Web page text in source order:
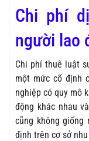
Chi phí
người lao
Chi phí thuê luật
một mức cố định
nghiệp có quy mô
động khác nhau
cũng không giống
định trên cơ sở